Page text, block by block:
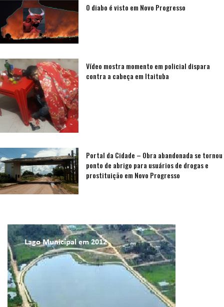
O diabo é visto em Novo Progresso
Vídeo mostra momento em policial dispara
contra a cabeça em Itaituba
Portal da Cidade – Obra abandonada se tornou
ponto de abrigo para usuários de drogas e
prostituição em Novo Progresso